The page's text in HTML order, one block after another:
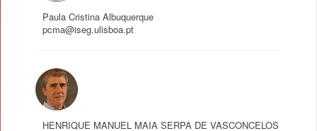
Paula Cristina Albuquerque
pcma@iseg.ulisboa.pt
HENRIQUE MANUEL MAIA SERPA DE VASCONCELOS